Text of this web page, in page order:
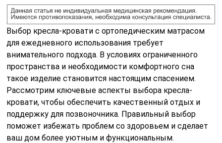
Выбор кресла-кровати с ортопедическим матрасом
для ежедневного использования требует
внимательного подхода. В условиях ограниченного
пространства и необходимости комфортного сна
такое изделие становится настоящим спасением.
Рассмотрим ключевые аспекты выбора кресла-
кровати, чтобы обеспечить качественный отдых и
поддержку для позвоночника. Правильный выбор
поможет избежать проблем со здоровьем и сделает
ваш дом более уютным и функциональным.